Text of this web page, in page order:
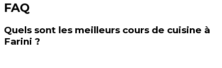
FAQ
Quels sont les meilleurs cours de cuisine à
Farini ?